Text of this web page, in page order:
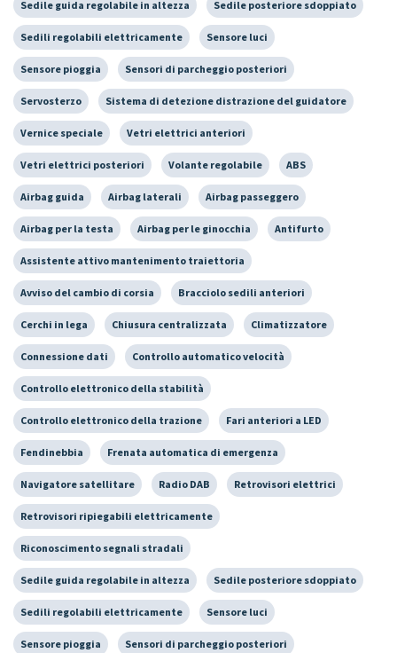
Sedile guida regolabile in altezza Sedile posteriore sdoppiato
Sedili regolabili elettricamente Sensore luci
Sensore pioggia Sensori di parcheggio posteriori
Servosterzo Sistema di detezione distrazione del guidatore
Vernice speciale Vetri elettrici anteriori
Vetri elettrici posteriori Volante regolabile ABS
Airbag guida Airbag laterali Airbag passeggero
Airbag per la testa Airbag per le ginocchia Antifurto
Assistente attivo mantenimento traiettoria
Avviso del cambio di corsia Bracciolo sedili anteriori
Cerchi in lega Chiusura centralizzata Climatizzatore
Connessione dati Controllo automatico velocità
Controllo elettronico della stabilità
Controllo elettronico della trazione Fari anteriori a LED
Fendinebbia Frenata automatica di emergenza
Navigatore satellitare Radio DAB Retrovisori elettrici
Retrovisori ripiegabili elettricamente
Riconoscimento segnali stradali
Sedile guida regolabile in altezza Sedile posteriore sdoppiato
Sedili regolabili elettricamente Sensore luci
Sensore pioggia Sensori di parcheggio posteriori